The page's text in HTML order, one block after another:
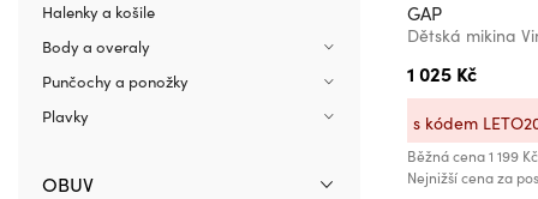
GAP
Dětská mikina
1 025 Kč
Běžná cena 1 199 Kč
Nejnižší cena za
s kódem
Halenky a košile
Body a overaly
Punčochy a ponožky
Plavky
OBUV